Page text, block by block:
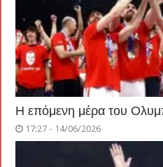
Η επόμενη μέρα του
17:27 - 14/06/2026